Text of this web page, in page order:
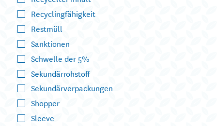
Recyclingfähigkeit
Restmüll
Sanktionen
Schwelle der 5%
Sekundärrohstoff
Sekundärverpackungen
Shopper
Sleeve